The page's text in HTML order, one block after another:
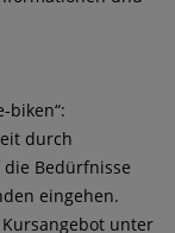
biken“:
durch
Bedürfnisse
eingehen.
unter